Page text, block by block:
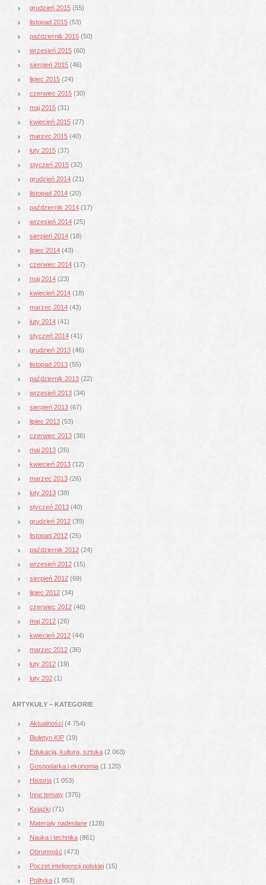
grudzień 2015 (55)
listopad 2015 (53)
październik 2015 (50)
wrzesień 2015 (60)
sierpień 2015 (46)
lipiec 2015 (24)
czerwiec 2015 (30)
maj 2015 (31)
kwiecień 2015 (27)
marzec 2015 (40)
luty 2015 (37)
styczeń 2015 (32)
grudzień 2014 (21)
listopad 2014 (20)
październik 2014 (17)
wrzesień 2014 (25)
sierpień 2014 (18)
lipiec 2014 (43)
czerwiec 2014 (17)
maj 2014 (23)
kwiecień 2014 (18)
marzec 2014 (43)
luty 2014 (41)
styczeń 2014 (41)
grudzień 2013 (46)
listopad 2013 (55)
październik 2013 (22)
wrzesień 2013 (34)
sierpień 2013 (67)
lipiec 2013 (53)
czerwiec 2013 (36)
maj 2013 (26)
kwiecień 2013 (12)
marzec 2013 (26)
luty 2013 (39)
styczeń 2013 (40)
grudzień 2012 (39)
listopad 2012 (25)
październik 2012 (24)
wrzesień 2012 (15)
sierpień 2012 (69)
lipiec 2012 (34)
czerwiec 2012 (46)
maj 2012 (26)
kwiecień 2012 (44)
marzec 2012 (36)
luty 2012 (19)
luty 202 (1)
ARTYKUŁY – KATEGORIE
Aktualności (4 754)
Biuletyn KIP (19)
Edukacja, kultura, sztuka (2 063)
Gospodarka i ekonomia (1 120)
Historia (1 053)
Inne tematy (375)
Książki (71)
Materiały nadesłane (128)
Nauka i technika (861)
Obronność (473)
Poczet inteligencji polskiej (15)
Polityka (1 853)